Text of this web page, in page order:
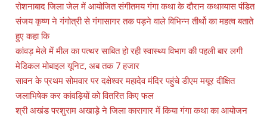
रोशनाबाद जिला जेल में आयोजित संगीतमय गंगा कथा के दौरान कथाव्यास पंडित
संजय कृष्ण ने गंगोत्री से गंगासागर तक पड़ने वाले विभिन्न तीर्थो का महत्व बताते
हुए कहा कि
कांवड़ मेले में मील का पत्थर साबित हो रही स्वास्थ्य विभाग की पहली बार लगी
मेडिकल मोबाइल यूनिट, अब तक 7 हजार
सावन के प्रथम सोमवार पर दक्षेश्वर महादेव मंदिर पहुंचे डीएम मयूर दीक्षित
जलाभिषेक कर कांवड़ियों को वितरित किए फल
श्री अखंड परशुराम अखाड़े ने जिला कारागार में किया गंगा कथा का आयोजन